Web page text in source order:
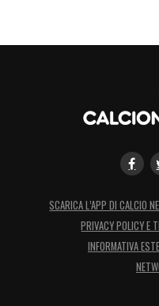
SCARICA L’APP DI CALCIO
PRIVACY POLICY E
INFORMATIVA